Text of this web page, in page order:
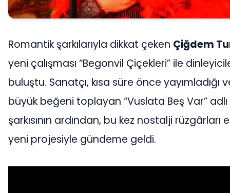
Romantik şarkılarıyla dikkat çeken Çiğdem
yeni çalışması “Begonvil Çiçekleri” ile
buluştu. Sanatçı, kısa süre önce yayımladığı
büyük beğeni toplayan “Vuslata Beş Var” adlı
şarkısının ardından, bu kez nostalji rüzgârları
yeni projesiyle gündeme geldi.